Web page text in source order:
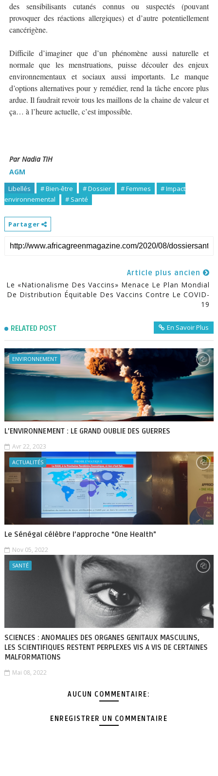
des sensibilisants cutanés connus ou suspectés (pouvant
provoquer des réactions allergiques) et d’autre potentiellement
cancérigène.
Difficile d’imaginer que d’un phénomène aussi naturelle et
normale que les menstruations, puisse découler des enjeux
environnementaux et sociaux aussi importants. Le manque
d’options alternatives pour y remédier, rend la tâche encore plus
ardue. Il faudrait revoir tous les maillons de la chaine de valeur et
ça… à l’heure actuelle, c’est impossible.
Par Nadia TIH
AGM
Libellés # Bien-être # Dossier # Femmes
# Impact
environnemental
# Santé
Partager
Article plus ancien
Le «nationalisme Des Vaccins» Menace Le Plan Mondial
De Distribution Équitable Des Vaccins Contre Le COVID-
19
RELATED POST En Savoir Plus
ENVIRONNEMENT
L’ENVIRONNEMENT : LE GRAND OUBLIE DES GUERRES
Avr 22, 2023
ACTUALITÉS
Le Sénégal célèbre l’approche “One Health”
Nov 05, 2022
SANTÉ
SCIENCES : ANOMALIES DES ORGANES GENITAUX MASCULINS,
LES SCIENTIFIQUES RESTENT PERPLEXES VIS A VIS DE CERTAINES
MALFORMATIONS
Mai 08, 2022
AUCUN COMMENTAIRE:
ENREGISTRER UN COMMENTAIRE